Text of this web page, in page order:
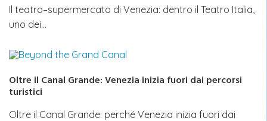
Il teatro–supermercato di Venezia: dentro il Teatro Italia,
uno dei…
Oltre il Canal Grande: Venezia inizia fuori dai percorsi
turistici
Oltre il Canal Grande: perché Venezia inizia fuori dai